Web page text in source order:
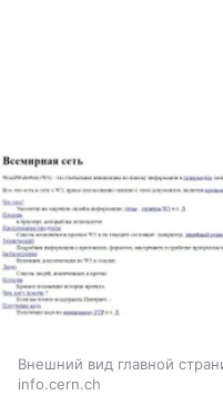
Внешний вид главной
info.cern.ch